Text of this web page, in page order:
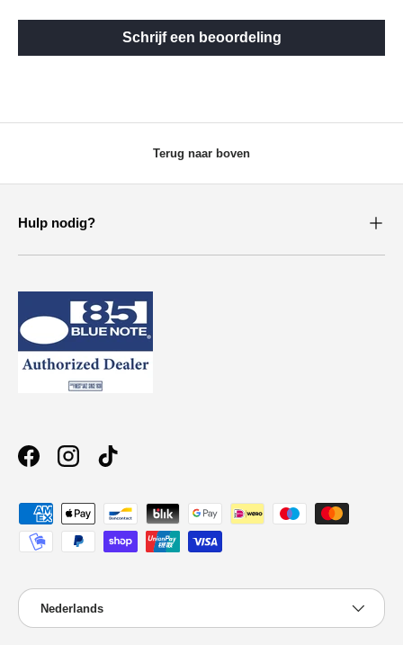
Schrijf een beoordeling
Terug naar boven
Hulp nodig?
FacebookInstagramTikTok
Geaccepteerde betaalmethoden
Taal
Nederlands